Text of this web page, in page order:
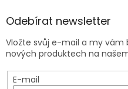
Odebírat newsletter
Vložte svůj e-mail a my
nových produktech na
E-mail